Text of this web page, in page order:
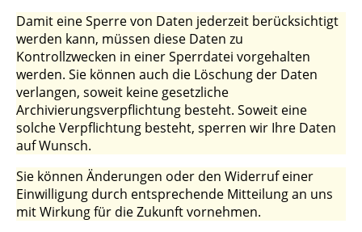
Damit eine Sperre von Daten jederzeit berücksichtigt
werden kann, müssen diese Daten zu
Kontrollzwecken in einer Sperrdatei vorgehalten
werden. Sie können auch die Löschung der Daten
verlangen, soweit keine gesetzliche
Archivierungsverpflichtung besteht. Soweit eine
solche Verpflichtung besteht, sperren wir Ihre Daten
auf Wunsch.
Sie können Änderungen oder den Widerruf einer
Einwilligung durch entsprechende Mitteilung an uns
mit Wirkung für die Zukunft vornehmen.